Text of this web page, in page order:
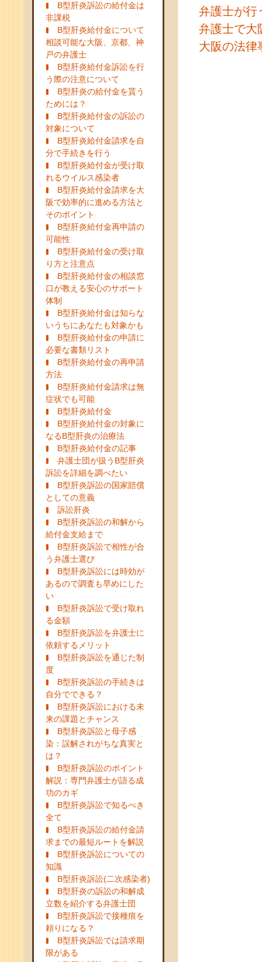
B型肝炎訴訟の給付金は
非課税
B型肝炎給付金について
相談可能な大阪、京都、神
戸の弁護士
B型肝炎給付金訴訟を行
う際の注意について
B型肝炎の給付金を貰う
ためには？
B型肝炎給付金の訴訟の
対象について
B型肝炎給付金請求を自
分で手続きを行う
B型肝炎給付金が受け取
れるウイルス感染者
B型肝炎給付金請求を大
阪で効率的に進める方法と
そのポイント
B型肝炎給付金再申請の
可能性
B型肝炎給付金の受け取
り方と注意点
B型肝炎給付金の相談窓
口が教える安心のサポート
体制
B型肝炎給付金は知らな
いうちにあなたも対象かも
B型肝炎給付金の申請に
必要な書類リスト
B型肝炎給付金の再申請
方法
B型肝炎給付金請求は無
症状でも可能
B型肝炎給付金
B型肝炎給付金の対象に
なるB型肝炎の治療法
B型肝炎給付金の記事
弁護士団が扱うB型肝炎
訴訟を詳細を調べたい
B型肝炎訴訟の国家賠償
としての意義
訴訟肝炎
B型肝炎訴訟の和解から
給付金支給まで
B型肝炎訴訟で相性が合
う弁護士選び
B型肝炎訴訟には時効が
あるので調査も早めにした
い
B型肝炎訴訟で受け取れ
る金額
B型肝炎訴訟を弁護士に
依頼するメリット
B型肝炎訴訟を通じた制
度
B型肝炎訴訟の手続きは
自分でできる？
B型肝炎訴訟における未
来の課題とチャンス
B型肝炎訴訟と母子感
染：誤解されがちな真実と
は？
B型肝炎訴訟のポイント
解説：専門弁護士が語る成
功のカギ
B型肝炎訴訟で知るべき
全て
B型肝炎訴訟の給付金請
求までの最短ルートを解説
B型肝炎訴訟についての
知識
B型肝炎訴訟(二次感染者)
B型肝炎の訴訟の和解成
立数を紹介する弁護士団
B型肝炎訴訟で接種痕を
頼りになる？
B型肝炎訴訟では請求期
限がある
弁護士が行
弁護士で大
大阪の法律